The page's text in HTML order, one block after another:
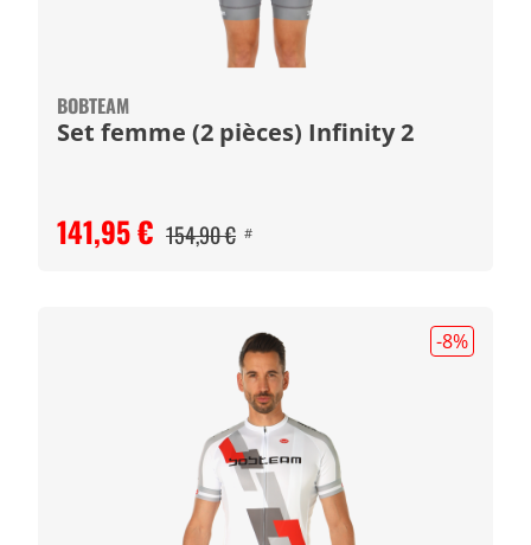
BOBTEAM
Set femme (2 pièces) Infinity 2
141,95 € 154,90 € #
-8%